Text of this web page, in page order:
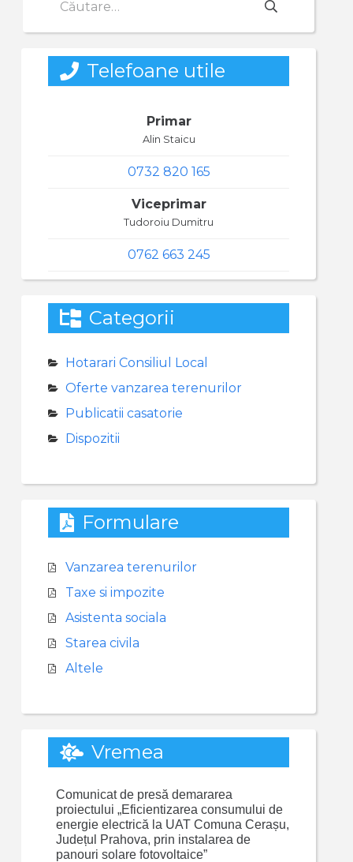
după:
Telefoane utile
Primar
Alin Staicu
0732 820 165
Viceprimar
Tudoroiu Dumitru
0762 663 245
Categorii
Hotarari Consiliul Local
Oferte vanzarea terenurilor
Publicatii casatorie
Dispozitii
Formulare
Vanzarea terenurilor
Taxe si impozite
Asistenta sociala
Starea civila
Altele
Vremea
Comunicat de presă demararea
proiectului „Eficientizarea consumului de
energie electrică la UAT Comuna Cerașu,
Județul Prahova, prin instalarea de
panouri solare fotovoltaice”